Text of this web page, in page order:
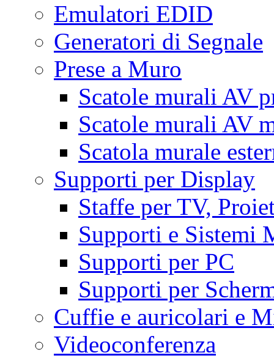
Emulatori EDID
Generatori di Segnale
Prese a Muro
Scatole murali AV
Scatole murali AV
Scatola murale
Supporti per Display
Staffe per TV,
Supporti e Sistemi
Supporti per PC
Supporti per
Cuffie e auricolari e
Videoconferenza